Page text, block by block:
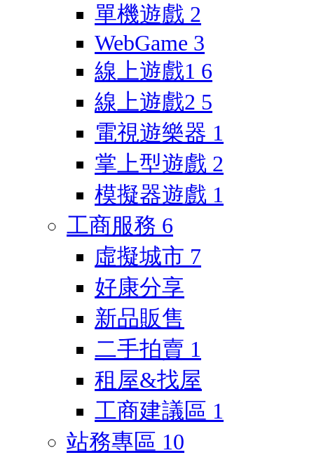
單機遊戲 2
WebGame 3
線上遊戲1 6
線上遊戲2 5
電視遊樂器 1
掌上型遊戲 2
模擬器遊戲 1
工商服務 6
虛擬城市 7
好康分享
新品販售
二手拍賣 1
租屋&找屋
工商建議區 1
站務專區 10